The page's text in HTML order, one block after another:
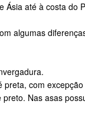
Ásia até à costa do
algumas
com
Nas asas